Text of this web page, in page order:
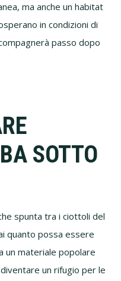
ma anche un habitat
in condizioni di
passo dopo
SOTTO
spunta tra i ciottoli del
quanto possa essere
un materiale popolare
un rifugio per le